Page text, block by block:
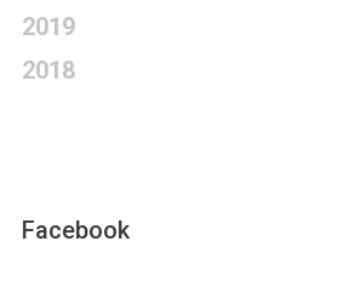
2019
2018
Facebook